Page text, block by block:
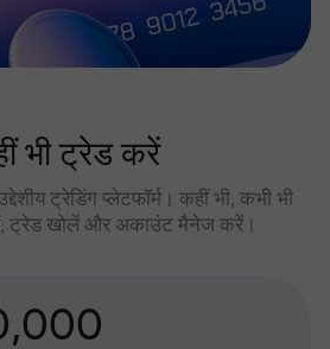
भी ट्रेड करें
ट्रेडिंग प्लेटफॉर्म। कहीं भी, कभी भी
ट्रेड खोलें और अकाउंट मैनेज करें।